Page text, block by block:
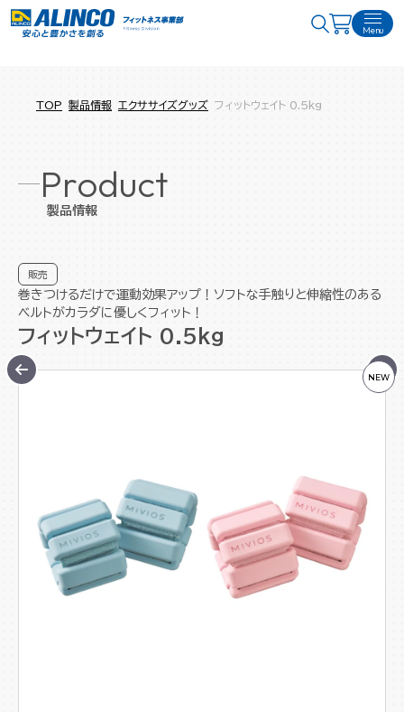
Menu
TOP 製品情報 エクササイズグッズ フィットウェイト 0.5kg
Product
製品情報
販売
巻きつけるだけで運動効果アップ！ソフトな手触りと伸縮性のある
ベルトがカラダに優しくフィット！
フィットウェイト 0.5kg
NEW